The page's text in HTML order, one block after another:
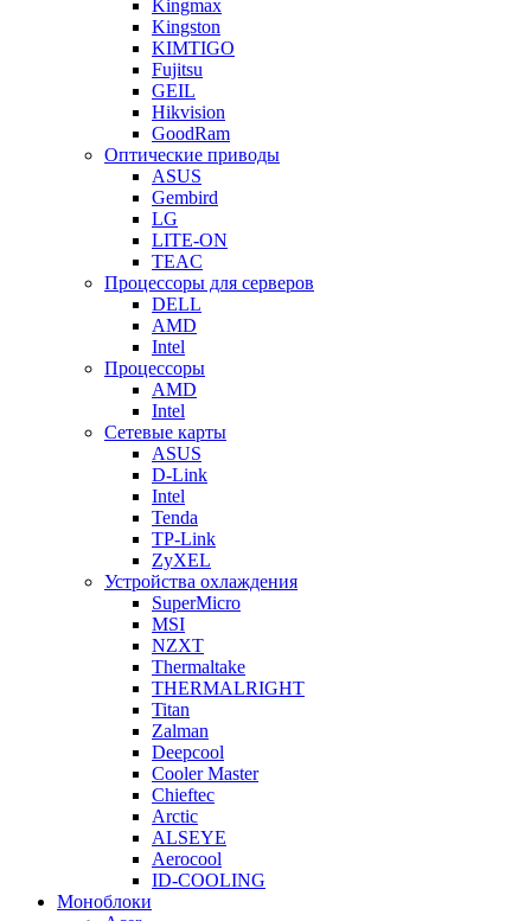
Kingmax
Kingston
KIMTIGO
Fujitsu
GEIL
Hikvision
GoodRam
Оптические приводы
ASUS
Gembird
LG
LITE-ON
TEAC
Процессоры для серверов
DELL
AMD
Intel
Процессоры
AMD
Intel
Сетевые карты
ASUS
D-Link
Intel
Tenda
TP-Link
ZyXEL
Устройства охлаждения
SuperMicro
MSI
NZXT
Thermaltake
THERMALRIGHT
Titan
Zalman
Deepcool
Cooler Master
Chieftec
Arctic
ALSEYE
Aerocool
ID-COOLING
Моноблоки